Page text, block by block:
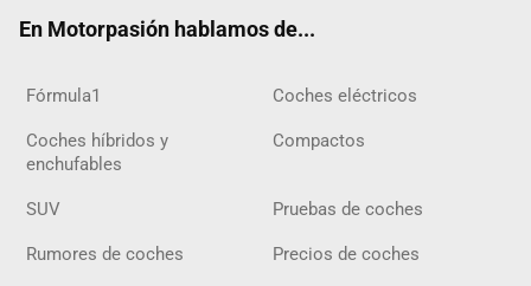
En Motorpasión hablamos de...
Fórmula1 Coches eléctricos
Coches híbridos y
enchufables
Compactos
SUV Pruebas de coches
Rumores de coches Precios de coches